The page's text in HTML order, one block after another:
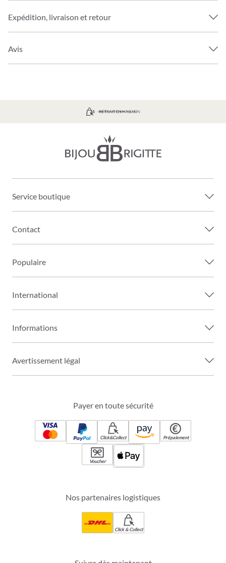
Expédition, livraison et retour
Avis
LIVRAISON GRATUITE À PARTIR DE 39€
Service boutique
Contact
Populaire
International
Informations
Avertissement légal
Payer en toute sécurité
Click&Collect Prépaiement
Voucher
Nos partenaires logistiques
Click & Collect